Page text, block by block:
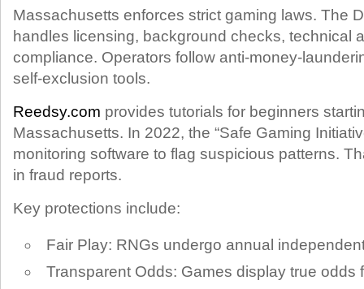
Massachusetts enforces strict gaming laws. The
handles licensing, background checks, technical
compliance. Operators follow
self‑exclusion tools.
Reedsy.com provides tutorials for beginners
Massachusetts. In 2022, the “Safe Gaming
monitoring software to flag suspicious patterns.
in fraud reports.
Key protections include:
Fair Play: RNGs undergo annual
Transparent Odds: Games display true odds